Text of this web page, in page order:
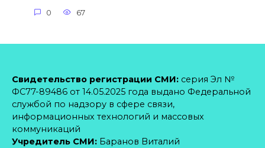
0 67
Свидетельство регистрации СМИ: серия Эл №
ФС77-89486 от 14.05.2025 года выдано Федеральной
службой по надзору в сфере связи,
информационных технологий и массовых
коммуникаций
Учредитель СМИ: Баранов Виталий